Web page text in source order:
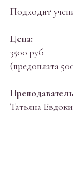
Подходит
Цена:
3500 руб.
(предоплата
Татьяна